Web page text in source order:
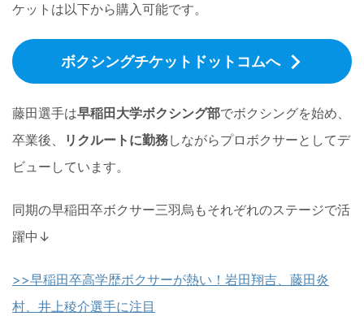
ケットは以下から購入可能です。
ボクシングチケットドットコムへ
藤田選手は早稲田大学ボクシング部でボクシングを始め、
卒業後、
リクルートに勤務しながらプロボクサーとしてデ
ビューしています。
同期の早稲田卒ボクサー三羽烏もそれぞれのステージで活
躍中↓
>>早稲田卒高学歴ボクサーが熱い！岩田翔吉、藤田炎
村、井上稜介選手に注目